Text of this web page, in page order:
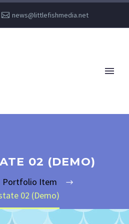
news@littlefishmedia.net
02 (DEMO)
Portfolio Item
02 (Demo)